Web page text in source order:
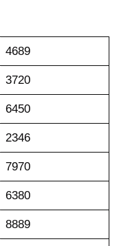
4689
3720
6450
2346
7970
6380
8889